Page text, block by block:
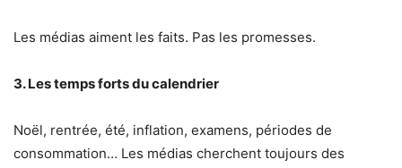
Les médias aiment les faits. Pas les promesses.
3. Les temps forts du calendrier
Noël, rentrée, été, inflation, examens, périodes de
consommation… Les médias cherchent toujours des